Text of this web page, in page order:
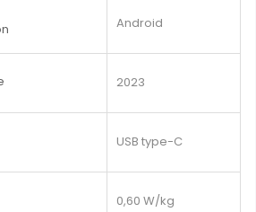
Android
2023
USB type-C
0,60 W/kg